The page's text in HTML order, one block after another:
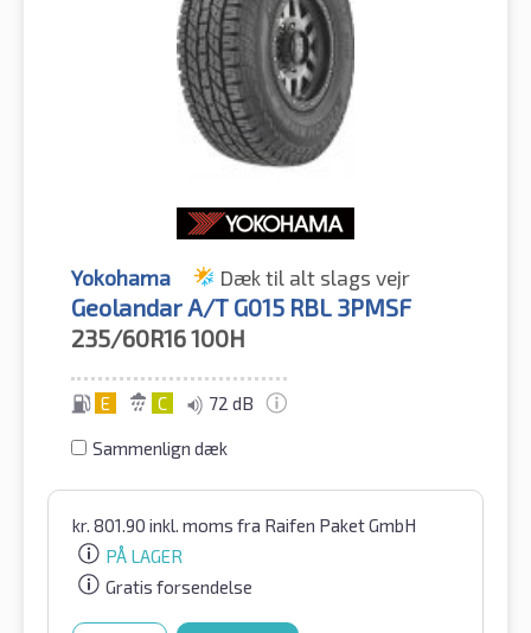
Yokohama Dæk til alt slags vejr
Geolandar A/T G015 RBL 3PMSF
235/60R16100H
E C 72 dB
Sammenlign dæk
kr. 801.90 inkl. moms fra Raifen Paket GmbH
PÅ LAGER
Gratis forsendelse